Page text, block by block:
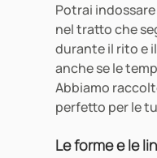
Potrai
nel tratto che
durante il rito e
anche se le
Abbiamo
perfetto per le
Le forme e le